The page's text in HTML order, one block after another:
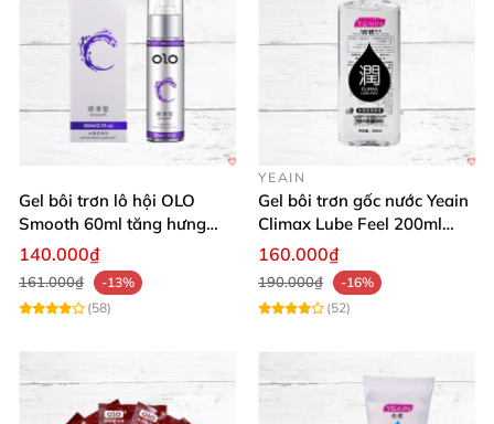
Gel bôi trơn lô hội OLO
Smooth 60ml tăng hưng
phấn, dễ chịu
140.000₫
161.000₫
-13%
(58)
YEAIN
Gel bôi trơn gốc nước Yeain
Climax Lube Feel 200ml
chất lượng
160.000₫
190.000₫
-16%
(52)